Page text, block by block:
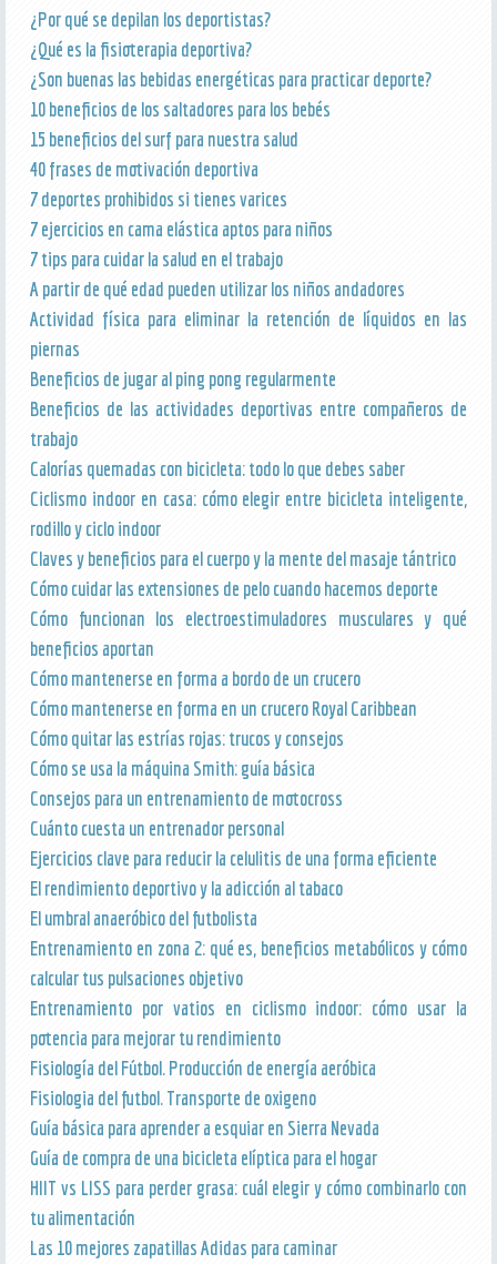
¿Por qué se depilan los deportistas?
¿Qué es la fisioterapia deportiva?
¿Son buenas las bebidas energéticas para practicar deporte?
10 beneficios de los saltadores para los bebés
15 beneficios del surf para nuestra salud
40 frases de motivación deportiva
7 deportes prohibidos si tienes varices
7 ejercicios en cama elástica aptos para niños
7 tips para cuidar la salud en el trabajo
A partir de qué edad pueden utilizar los niños andadores
Actividad física para eliminar la retención de líquidos en las
piernas
Beneficios de jugar al ping pong regularmente
Beneficios de las actividades deportivas entre compañeros de
trabajo
Calorías quemadas con bicicleta: todo lo que debes saber
Ciclismo indoor en casa: cómo elegir entre bicicleta inteligente,
rodillo y ciclo indoor
Claves y beneficios para el cuerpo y la mente del masaje tántrico
Cómo cuidar las extensiones de pelo cuando hacemos deporte
Cómo funcionan los electroestimuladores musculares y qué
beneficios aportan
Cómo mantenerse en forma a bordo de un crucero
Cómo mantenerse en forma en un crucero Royal Caribbean
Cómo quitar las estrías rojas: trucos y consejos
Cómo se usa la máquina Smith: guía básica
Consejos para un entrenamiento de motocross
Cuánto cuesta un entrenador personal
Ejercicios clave para reducir la celulitis de una forma eficiente
El rendimiento deportivo y la adicción al tabaco
El umbral anaeróbico del futbolista
Entrenamiento en zona 2: qué es, beneficios metabólicos y cómo
calcular tus pulsaciones objetivo
Entrenamiento por vatios en ciclismo indoor: cómo usar la
potencia para mejorar tu rendimiento
Fisiología del Fútbol. Producción de energía aeróbica
Fisiologia del futbol. Transporte de oxigeno
Guía básica para aprender a esquiar en Sierra Nevada
Guía de compra de una bicicleta elíptica para el hogar
HIIT vs LISS para perder grasa: cuál elegir y cómo combinarlo con
tu alimentación
Las 10 mejores zapatillas Adidas para caminar